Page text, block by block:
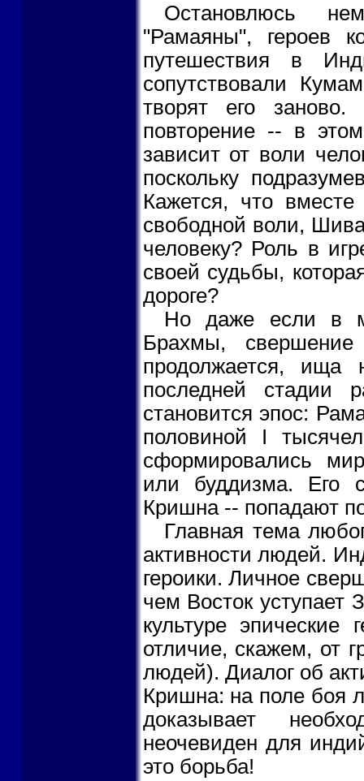
Остановлюсь
"Рамаяны", героев
путешествия в
сопутствовали
творят его
повторение -- в
зависит от воли
поскольку
Кажется, что
свободной воли,
человеку? Роль в
своей судьбы,
дороге?
Но даже если в
Брахмы,
продолжается,
последней стадии
становится эпос:
половиной I
сформировались
или буддизма. Его
Кришна -- попадают
Главная тема
активности людей.
героики. Личное
чем Восток уступает
культуре
отличие, скажем, от
людей). Диалог об
Кришна: на поле боя
доказывает
неочевиден для
это борьба!